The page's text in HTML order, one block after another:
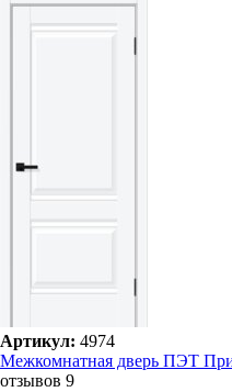
Артикул: 4974
Межкомнатная дверь ПЭТ
отзывов 9